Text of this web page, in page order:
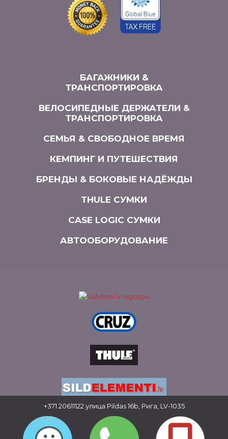
БАГАЖНИКИ &
ТРАНСПОРТИРОВКА
ВЕЛОСИПЕДНЫЕ ДЕРЖАТЕЛИ &
ТРАНСПОРТИРОВКА
СЕМЬЯ & СВОБОДНОЕ ВРЕМЯ
КЕМПИНГ И ПУТЕШЕСТВИЯ
БРЕНДЫ & БОКОВЫЕ НАДЁЖДЫ
THULE СУМКИ
CASE LOGIC СУМКИ
АВТООБОРУДОВАНИЕ
+371 20611122 улица Pildas 16b, Рига, LV-1035